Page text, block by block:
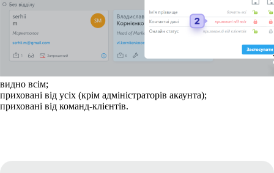
видно всім;
приховані від усіх (крім адміністраторів акаунта);
приховані від команд-клієнтів.